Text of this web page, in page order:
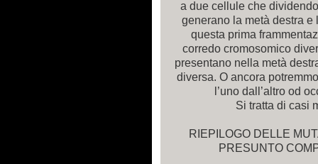
a due cellule che
generano la metà destra
questa prima
corredo cromosomico
presentano nella metà
diversa. O ancora
l’uno dall’altro od
Si tratta di casi
RIEPILOGO DELLE
PRESUNTO